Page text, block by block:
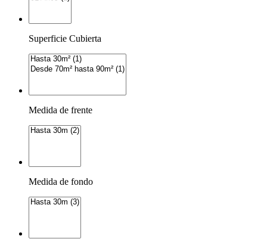
Superficie Cubierta
Medida de frente
Medida de fondo